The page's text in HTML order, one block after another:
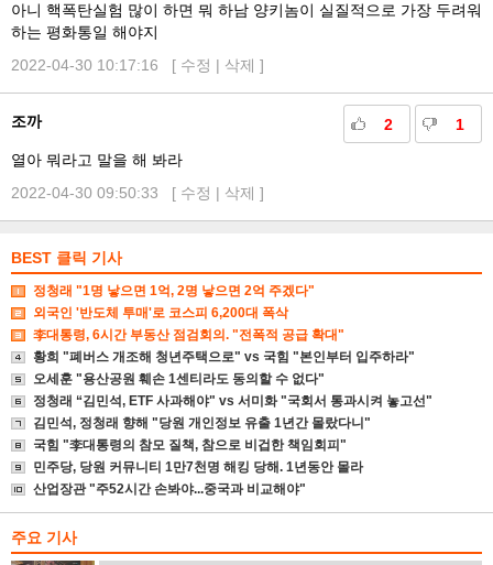
아니 핵폭탄실험 많이 하면 뭐 하남 양키놈이 실질적으로 가장 두려워
하는 평화통일 해야지
2022-04-30 10:17:16 [ 수정 | 삭제 ]
2 1
조까
열아 뭐라고 말을 해 봐라
2022-04-30 09:50:33 [ 수정 | 삭제 ]
BEST 클릭 기사
정청래 "1명 낳으면 1억, 2명 낳으면 2억 주겠다"
외국인 '반도체 투매'로 코스피 6,200대 폭삭
李대통령, 6시간 부동산 점검회의. "전폭적 공급 확대"
황희 "폐버스 개조해 청년주택으로" vs 국힘 "본인부터 입주하라"
오세훈 "용산공원 훼손 1센티라도 동의할 수 없다"
정청래 “김민석, ETF 사과해야" vs 서미화 "국회서 통과시켜 놓고선"
김민석, 정청래 향해 "당원 개인정보 유출 1년간 몰랐다니"
국힘 "李대통령의 참모 질책, 참으로 비겁한 책임회피"
민주당, 당원 커뮤니티 1만7천명 해킹 당해. 1년동안 몰라
산업장관 "주52시간 손봐야...중국과 비교해야"
주요 기사